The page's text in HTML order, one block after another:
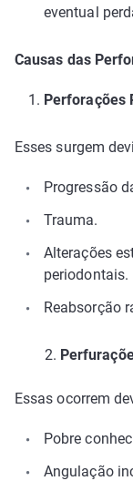
eventual
Causas das
Perforações
Esses surgem
Progressão
Trauma.
Alterações
periodontais.
Reabsorção
2.
Essas ocorrem
Pobre
Angulação